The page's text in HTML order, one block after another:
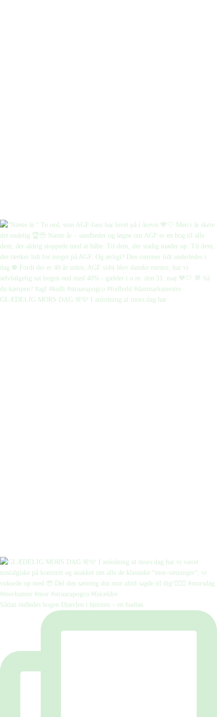
GLÆDELIG MORS DAG 🌸🩷 I anledning af mors dag har
Sådan indledes bogen Djævlen i hjernen – en hudløs